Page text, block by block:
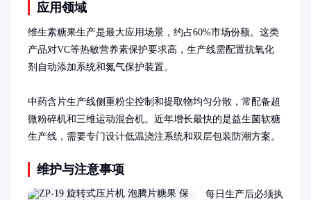
应用领域
维生素糖果生产是最大应用场景，约占60%市场份额。这类
产品对VC等热敏营养素保护要求高，生产线需配置抗氧化
剂自动添加系统和氮气保护装置。
中药含片生产线侧重粉尘控制和提取物均匀分散，常配备超
微粉碎机和三维运动混合机。近年增长最快的是益生菌软糖
生产线，需要专门设计低温浇注系统和双层包装防潮方案。
维护与注意事项
每日生产后必须执